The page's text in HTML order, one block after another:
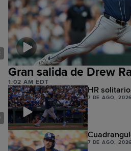
Gran salida de Drew
1:02 AM EDT
HR
7 DE AGO, 2026
7 DE AGO, 2026